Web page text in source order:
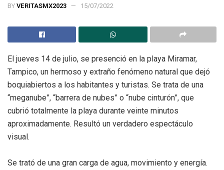
BYVERITASMX2023 15/07/2022
El jueves 14 de julio, se presenció en la playa Miramar,
Tampico, un hermoso y extraño fenómeno natural que dejó
boquiabiertos a los habitantes y turistas. Se trata de una
“meganube”, “barrera de nubes” o “nube cinturón”, que
cubrió totalmente la playa durante veinte minutos
aproximadamente. Resultó un verdadero espectáculo
visual.
Se trató de una gran carga de agua, movimiento y energía.